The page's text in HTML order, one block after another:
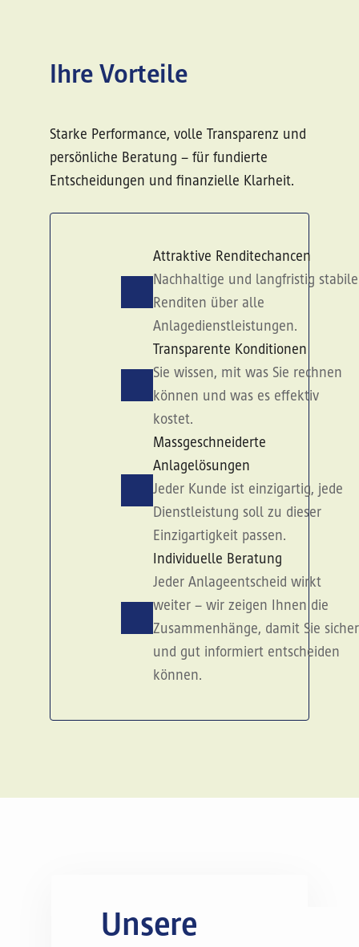
Ihre Vorteile
Starke Performance, volle Transparenz und
persönliche Beratung – für fundierte
Entscheidungen und finanzielle Klarheit.
Attraktive Renditechancen
Nachhaltige und langfristig stabile
Renditen über alle
Anlagedienstleistungen.
Transparente Konditionen
Sie wissen, mit was Sie rechnen
können und was es effektiv
kostet.
Massgeschneiderte
Anlagelösungen
Jeder Kunde ist einzigartig, jede
Dienstleistung soll zu dieser
Einzigartigkeit passen.
Individuelle Beratung
Jeder Anlageentscheid wirkt
weiter – wir zeigen Ihnen die
Zusammenhänge, damit Sie sicher
und gut informiert entscheiden
können.
Unsere